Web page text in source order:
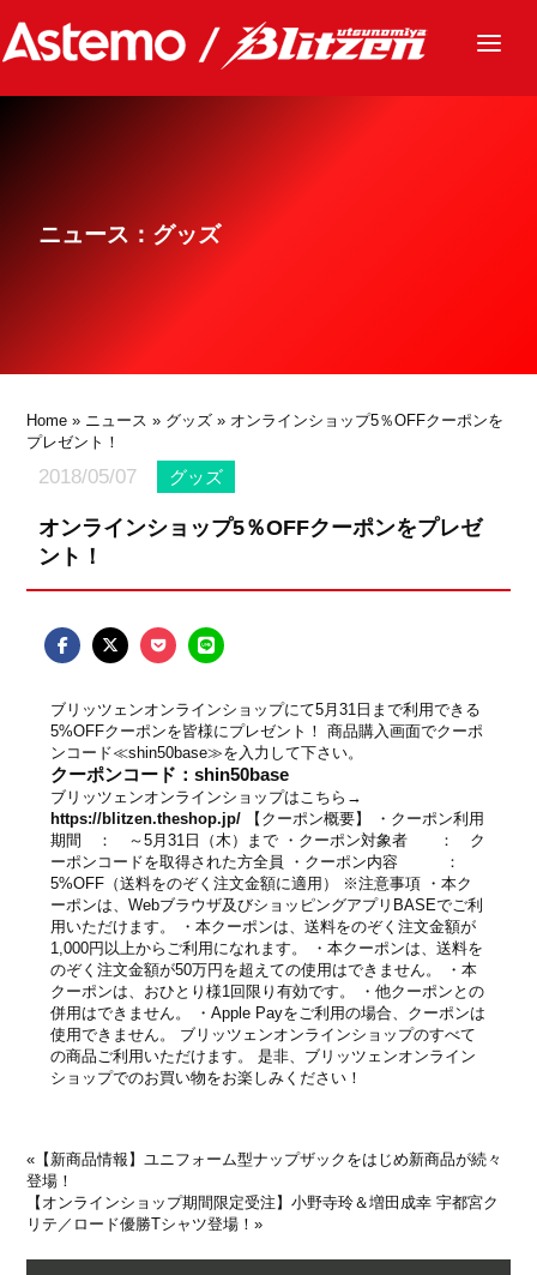
ニュース
グッズ
ニュース：グッズ
Home » ニュース » グッズ » オンラインショップ5％OFFクーポンを
プレゼント！
2018/05/07 グッズ
オンラインショップ5％OFFクーポンをプレゼ
ント！
ブリッツェンオンラインショップにて5月31日まで利用できる
5%OFFクーポンを皆様にプレゼント！ 商品購入画面でクーポ
ンコード≪shin50base≫を入力して下さい。
クーポンコード：shin50base
ブリッツェンオンラインショップはこちら→
https://blitzen.theshop.jp/ 【クーポン概要】 ・クーポン利用
期間 ： ～5月31日（木）まで ・クーポン対象者 ： ク
ーポンコードを取得された方全員 ・クーポン内容 ：
5%OFF（送料をのぞく注文金額に適用） ※注意事項 ・本ク
ーポンは、Webブラウザ及びショッピングアプリBASEでご利
用いただけます。 ・本クーポンは、送料をのぞく注文金額が
1,000円以上からご利用になれます。 ・本クーポンは、送料を
のぞく注文金額が50万円を超えての使用はできません。 ・本
クーポンは、おひとり様1回限り有効です。 ・他クーポンとの
併用はできません。 ・Apple Payをご利用の場合、クーポンは
使用できません。 ブリッツェンオンラインショップのすべて
の商品ご利用いただけます。 是非、ブリッツェンオンライン
ショップでのお買い物をお楽しみください！
« 【新商品情報】ユニフォーム型ナップザックをはじめ新商品が続々
登場！
【オンラインショップ期間限定受注】小野寺玲＆増田成幸 宇都宮ク
リテ／ロード優勝Tシャツ登場！»